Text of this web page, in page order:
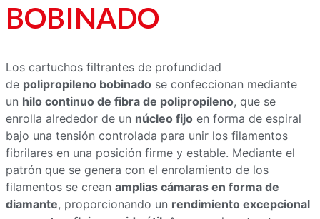
BOBINADO
Los cartuchos filtrantes de profundidad
de polipropileno bobinado se confeccionan mediante
un hilo continuo de fibra de polipropileno, que se
enrolla alrededor de un núcleo fijo en forma de espiral
bajo una tensión controlada para unir los filamentos
fibrilares en una posición firme y estable. Mediante el
patrón que se genera con el enrolamiento de los
filamentos se crean amplias cámaras en forma de
diamante, proporcionando un rendimiento excepcional